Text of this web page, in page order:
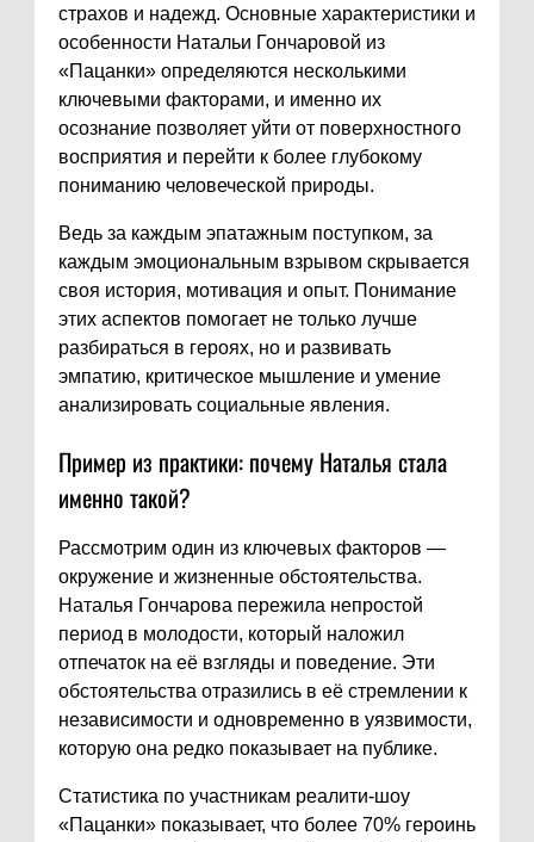
страхов и надежд. Основные характеристики и
особенности Натальи Гончаровой из
«Пацанки» определяются несколькими
ключевыми факторами, и именно их
осознание позволяет уйти от поверхностного
восприятия и перейти к более глубокому
пониманию человеческой природы.
Ведь за каждым эпатажным поступком, за
каждым эмоциональным взрывом скрывается
своя история, мотивация и опыт. Понимание
этих аспектов помогает не только лучше
разбираться в героях, но и развивать
эмпатию, критическое мышление и умение
анализировать социальные явления.
Пример из практики: почему Наталья стала
именно такой?
Рассмотрим один из ключевых факторов —
окружение и жизненные обстоятельства.
Наталья Гончарова пережила непростой
период в молодости, который наложил
отпечаток на её взгляды и поведение. Эти
обстоятельства отразились в её стремлении к
независимости и одновременно в уязвимости,
которую она редко показывает на публике.
Статистика по участникам реалити-шоу
«Пацанки» показывает, что более 70% героинь